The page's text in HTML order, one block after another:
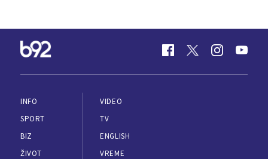
INFO
SPORT
BIZ
ŽIVOT
VIDEO
TV
ENGLISH
VREME